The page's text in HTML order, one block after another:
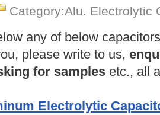
Category:Alu. Electrolytic
any of below
please write to us,
for samplesetc., all
Electrolytic